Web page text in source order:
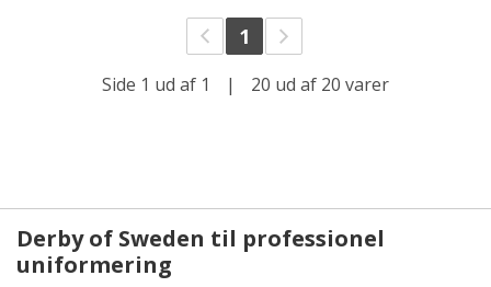
1
Side 1 ud af 1 | 20 ud af 20 varer
Derby of Sweden til professionel
uniformering